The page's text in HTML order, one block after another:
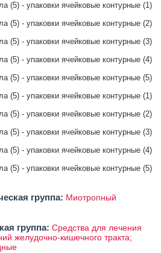
(5) - упаковки ячейковые контурные (1)
(5) - упаковки ячейковые контурные (2)
(5) - упаковки ячейковые контурные (3)
(5) - упаковки ячейковые контурные (4)
(5) - упаковки ячейковые контурные (5)
(5) - упаковки ячейковые контурные (1)
(5) - упаковки ячейковые контурные (2)
(5) - упаковки ячейковые контурные (3)
(5) - упаковки ячейковые контурные (4)
(5) - упаковки ячейковые контурные (5)
группа: Миотропный
группа: Средства для лечения
желудочно-кишечного тракта;